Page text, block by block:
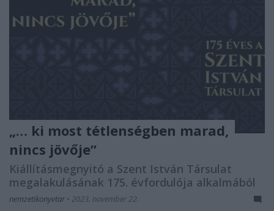
„… ki most tétlenségben marad,
nincs jövője”
Kiállításmegnyitó a Szent István Társulat
megalakulásának 175. évfordulója alkalmából
nemzetikonyvtar • 2023. november 22.